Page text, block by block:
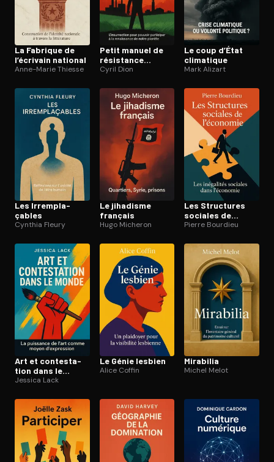
La Fabrique de
l’écrivain national
Anne-Marie Thiesse
Petit manuel de
résistance
contem­po­raine
Cyril Dion
Le coup d’État
climatique
Mark Alizart
Les Ir­rem­pla­
çables
Cynthia Fleury
Le jihadisme
français
Hugo Micheron
Les Structures
sociales de
l’économie
Pierre Bourdieu
Art et contes­ta­
tion dans le
monde
Jessica Lack
Le Génie lesbien
Alice Coffin
Mirabilia
Michel Melot